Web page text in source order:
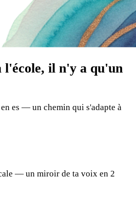
l'école, il n'y a qu'un
es — un chemin qui s'adapte à
— un miroir de ta voix en 2